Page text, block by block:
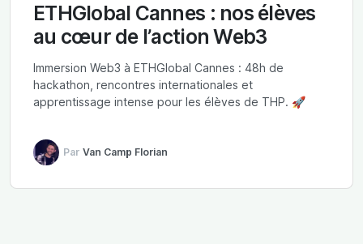
ETHGlobal Cannes : nos élèves
au cœur de l’action Web3
Immersion Web3 à ETHGlobal Cannes : 48h de
hackathon, rencontres internationales et
apprentissage intense pour les élèves de THP. 🚀
Par Van Camp Florian